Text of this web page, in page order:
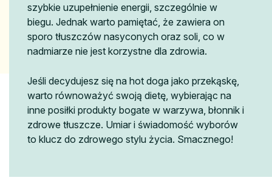
szybkie uzupełnienie energii, szczególnie w
biegu. Jednak warto pamiętać, że zawiera on
sporo tłuszczów nasyconych oraz soli, co w
nadmiarze nie jest korzystne dla zdrowia.
Jeśli decydujesz się na hot doga jako przekąskę,
warto równoważyć swoją dietę, wybierając na
inne posiłki produkty bogate w warzywa, błonnik i
zdrowe tłuszcze. Umiar i świadomość wyborów
to klucz do zdrowego stylu życia. Smacznego!